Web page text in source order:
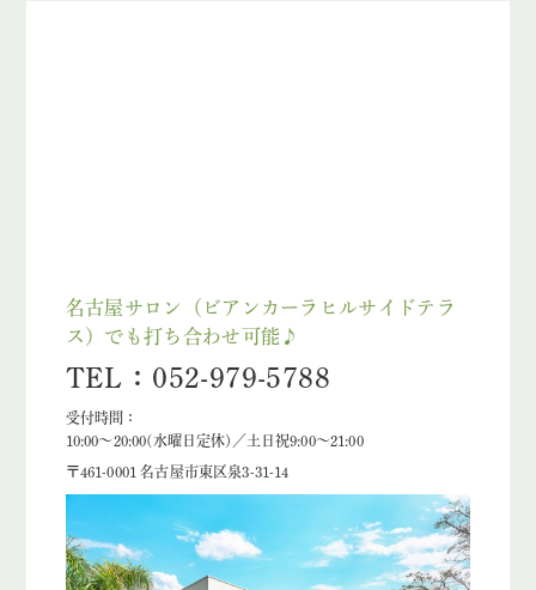
名古屋サロン（ビアンカーラヒルサイドテラ
ス）でも打ち合わせ可能♪
TEL：052-979-5788
受付時間：
10:00～20:00(水曜日定休)／土日祝9:00～21:00
〒461-0001 名古屋市東区泉3-31-14